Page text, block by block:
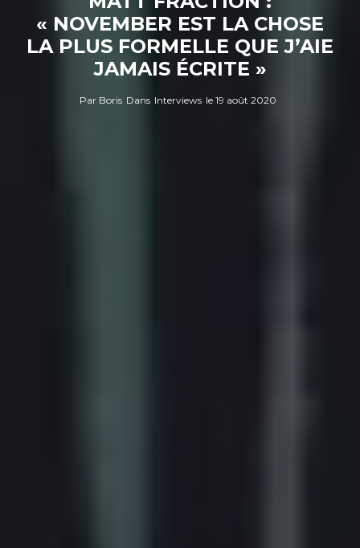
« NOVEMBER EST LA CHOSE
LA PLUS FORMELLE QUE J’AIE
JAMAIS ÉCRITE »
Par Boris Dans Interviews le 19 août 2020